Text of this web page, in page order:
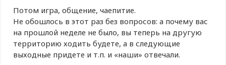
Потом игра, общение, чаепитие.
Не обошлось в этот раз без вопросов: а почему вас
на прошлой неделе не было, вы теперь на другую
территорию ходить будете, а в следующие
выходные придете и т.п. и «наши» отвечали.